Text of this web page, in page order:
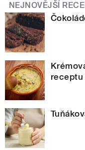
NEJNOVĚJŠÍ
receptu